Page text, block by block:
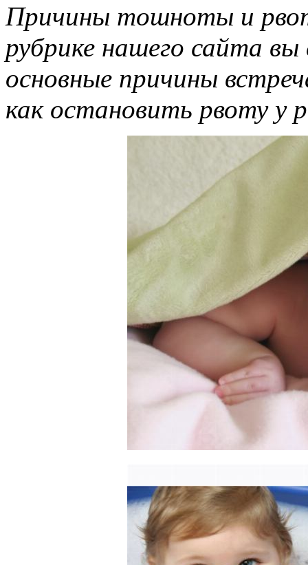
Причины тошноты и
рубрике нашего сайта
основные причины
как остановить рвоту у